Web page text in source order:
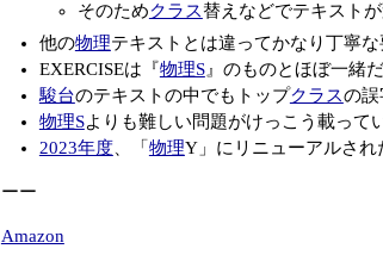
そのためクラス替えなどでテキスト
他の物理テキストとは違ってかなり丁寧
EXERCISEは『物理S』のものとほぼ一緒
駿台のテキストの中でもトップクラスの誤
物理Sよりも難しい問題がけっこう載って
2023年度、「 物理Y」にリニューアルされ
ーー
Amazon